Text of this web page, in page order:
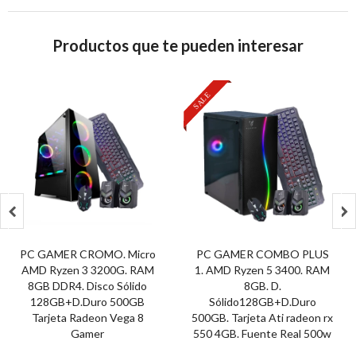
Productos que te pueden interesar
PC GAMER CROMO. Micro
AMD Ryzen 3 3200G. RAM
8GB DDR4. Disco Sólido
128GB+D.Duro 500GB
Tarjeta Radeon Vega 8
Gamer
PC GAMER COMBO PLUS
1. AMD Ryzen 5 3400. RAM
8GB. D.
Sólido128GB+D.Duro
500GB. Tarjeta Ati radeon rx
550 4GB. Fuente Real 500w
 